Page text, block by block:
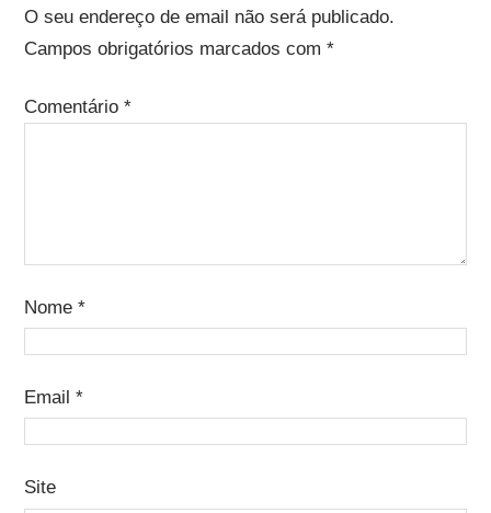
O seu endereço de email não será publicado.
Campos obrigatórios marcados com *
Comentário *
Nome *
Email *
Site